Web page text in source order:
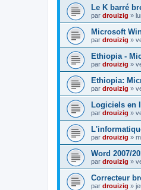
Le K barré
par drouizig »
Microsoft
par drouizig »
Ethiopia -
par drouizig »
Ethiopia:
par drouizig »
Logiciels en
par drouizig »
par drouizig »
Word 2007/
par drouizig »
Correcteur
par drouizig »